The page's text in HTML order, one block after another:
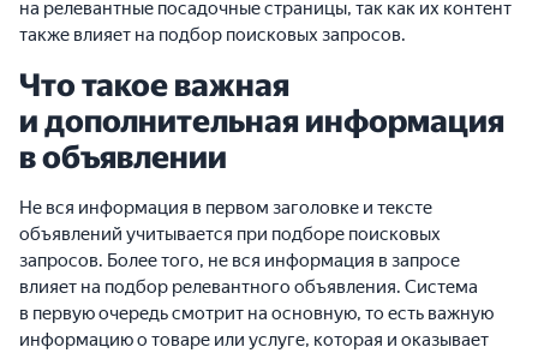
на релевантные посадочные страницы, так как их контент
также влияет на подбор поисковых запросов.
Что такое важная
и дополнительная информация
в объявлении
Не вся информация в первом заголовке и тексте
объявлений учитывается при подборе поисковых
запросов. Более того, не вся информация в запросе
влияет на подбор релевантного объявления. Система
в первую очередь смотрит на основную, то есть важную
информацию о товаре или услуге, которая и оказывает